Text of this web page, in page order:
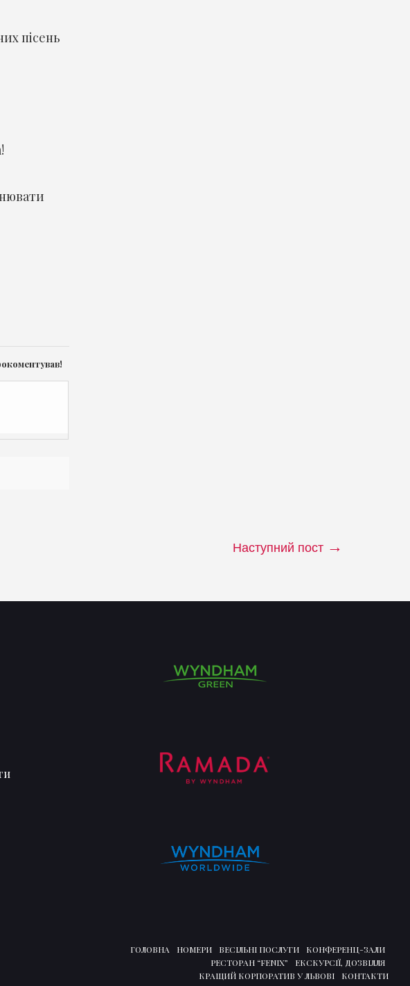
пісень
Наступний пост
ГОЛОВНА НОМЕРИ ВЕСІЛЬНІ ПОСЛУГИ
КОНФЕРЕНЦ-ЗАЛИ
РЕСТОРАН “FENIX”
ЕКСКУРСІЇ, ДОЗВІЛЛЯ
КРАЩИЙ КОРПОРАТИВ У ЛЬВОВІ
КОНТАКТИ